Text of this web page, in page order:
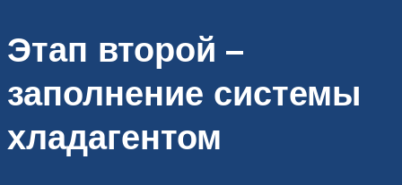
Этап второй –
заполнение системы
хладагентом